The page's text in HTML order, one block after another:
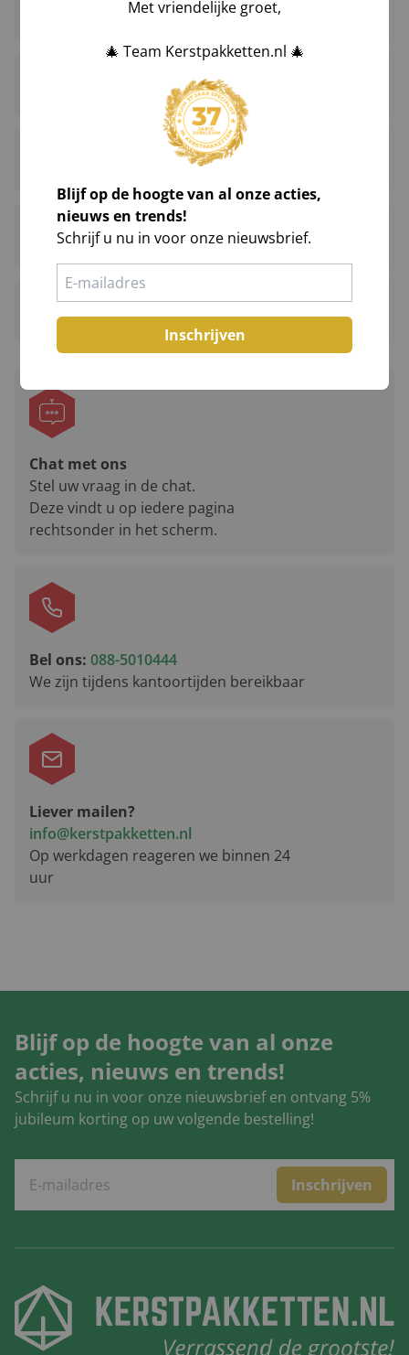
Offertes
Advies en hulp bij kiezen
Voorraadstatus en beschikbaarheid
Bestelling wijzigen en annuleren
Chat met ons
Stel uw vraag in de chat.
Deze vindt u op iedere pagina
rechtsonder in het scherm.
Bel ons: 088-5010444
We zijn tijdens kantoortijden bereikbaar
Liever mailen?
info@kerstpakketten.nl
Op werkdagen reageren we binnen 24
uur
Blijf op de hoogte van al onze
acties, nieuws en trends!
Schrijf u nu in voor onze nieuwsbrief en ontvang 5%
jubileum korting op uw volgende bestelling!
Inschrijven
Met vriendelijke groet,
🎄 Team Kerstpakketten.nl 🎄
Blijf op de hoogte van al onze acties,
nieuws en trends!
Schrijf u nu in voor onze nieuwsbrief.
Inschrijven